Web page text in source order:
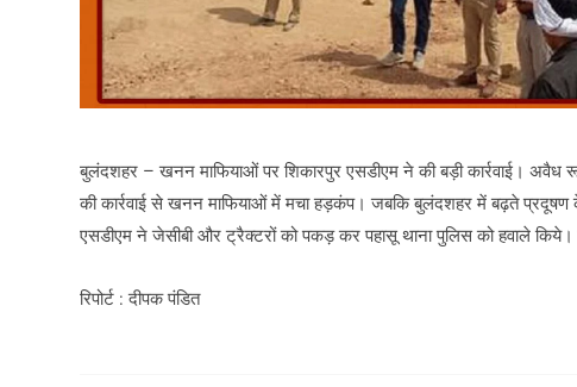
बुलंदशहर – खनन माफियाओं पर शिकारपुर एसडीएम ने की बड़ी कार्रवाई।
की कार्रवाई से खनन माफियाओं में मचा हड़कंप। जबकि बुलंदशहर में बढ़ते
एसडीएम ने जेसीबी और ट्रैक्टरों को पकड़ कर पहासू थाना पुलिस को हवाले किये।
रिपोर्ट : दीपक पंडित